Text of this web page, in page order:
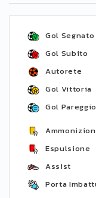
Gol Segnato
Gol Subito
Autorete
Gol Vittoria
Gol Pareggio
Espulsione
Assist
Porta